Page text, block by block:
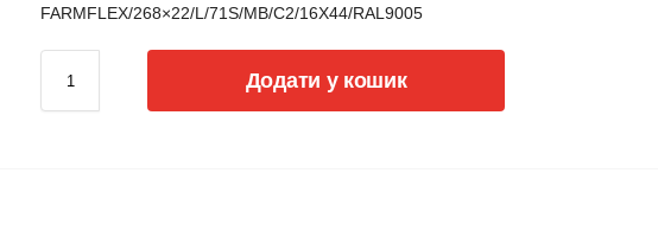
FARMFLEX/268×22/L/71S/MB/C2/16X44/RAL9005
Додати у кошик